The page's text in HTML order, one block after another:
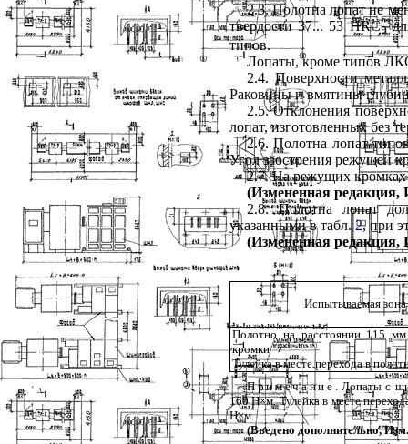
2.3. Полотна лопат не
твердости 37... 53HRCэ
типов.
Лопаты, кроме типов
2.4. Поверхности
Раковины и вмятины
2.5. Отклонения
лопат, изготовленных без
2.6. Полотна лопат
Угол заострения режущей
2.7. На режущих кромках
(Измененная
2.8. Полотна лопат
указанными в табл.2, при
(Измененная
Испытываемая зона
Полотно на расстоянии 115
кромки
Тулейка в месте перехода в
Примечание . Лопаты с
160 Н×м. Тулейка в месте
Н×м.
(Введено дополнительно,